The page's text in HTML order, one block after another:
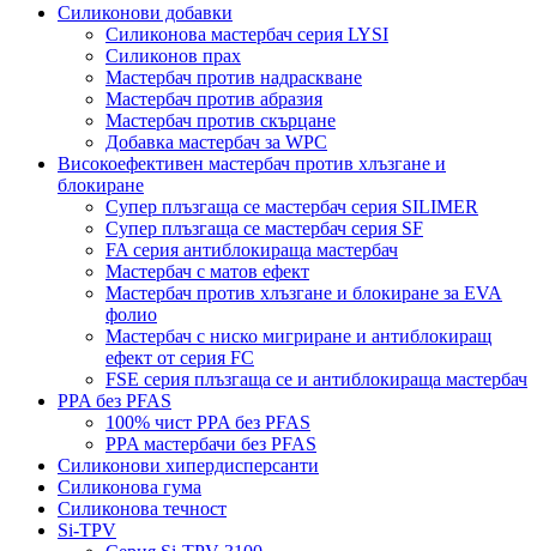
Силиконови добавки
Силиконова мастербач серия LYSI
Силиконов прах
Мастербач против надраскване
Мастербач против абразия
Мастербач против скърцане
Добавка мастербач за WPC
Високоефективен мастербач против хлъзгане и
блокиране
Супер плъзгаща се мастербач серия SILIMER
Супер плъзгаща се мастербач серия SF
FA серия антиблокираща мастербач
Мастербач с матов ефект
Мастербач против хлъзгане и блокиране за EVA
фолио
Мастербач с ниско мигриране и антиблокиращ
ефект от серия FC
FSE серия плъзгаща се и антиблокираща мастербач
PPA без PFAS
100% чист PPA без PFAS
PPA мастербачи без PFAS
Силиконови хипердисперсанти
Силиконова гума
Силиконова течност
Si-TPV